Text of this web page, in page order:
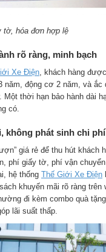
tờ, hóa đơn hợp lệ
rõ ràng, minh bạch
Xe Điện, khách hàng
năm, động cơ 2 năm, và ắc
Một thời hạn bảo hành dài
có.
không phát sinh chi
giá rẻ để thu hút khách
phí giấy tờ, phí vận
hệ thống Thế Giới Xe Điện
khuyến mãi rõ ràng trên
đi kèm combo quà
lãi suất thấp.